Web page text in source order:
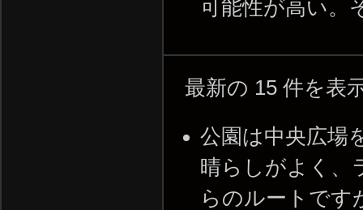
可能性が高い。
最新の 15 件を表
公園は中央広場
晴らしがよく、
らのルートです